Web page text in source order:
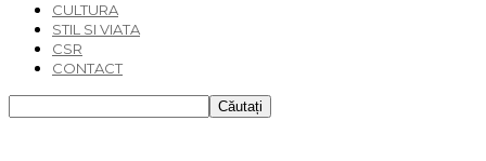
CULTURA
STIL SI VIATA
CSR
CONTACT